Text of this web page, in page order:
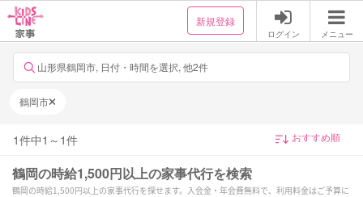
新規登録
ログイン メニュー
山形県鶴岡市, 日付・時間を選択, 他2件
鶴岡市
1件中1 ～ 1件
鶴岡の時給1,500円以上の家事代行を検索
鶴岡の時給1,500円以上の家事代行を探せます。入会金・年会費無料で、利用料金はご予算に